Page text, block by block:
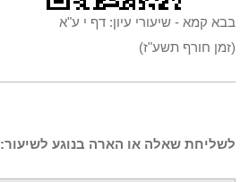
בבא קמא - שיעורי עיון: דף י ע"א
(זמן חורף תשע"ז)
לשליחת שאלה או הארה בנוגע לשיעור: